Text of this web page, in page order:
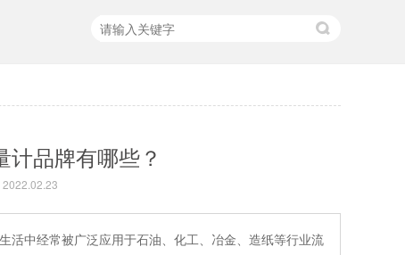
品牌有哪些？
2022.02.23
活中经常被广泛应用于石油、化工、冶金、造纸等行业流